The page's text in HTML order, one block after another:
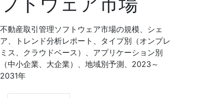
不動産取引管理ソフトウェア市場の規模、シェ
ア、トレンド分析レポート、タイプ別（オンプレ
ミス、クラウドベース）、アプリケーション別
（中小企業、大企業）、地域別予測、2023～
2031年